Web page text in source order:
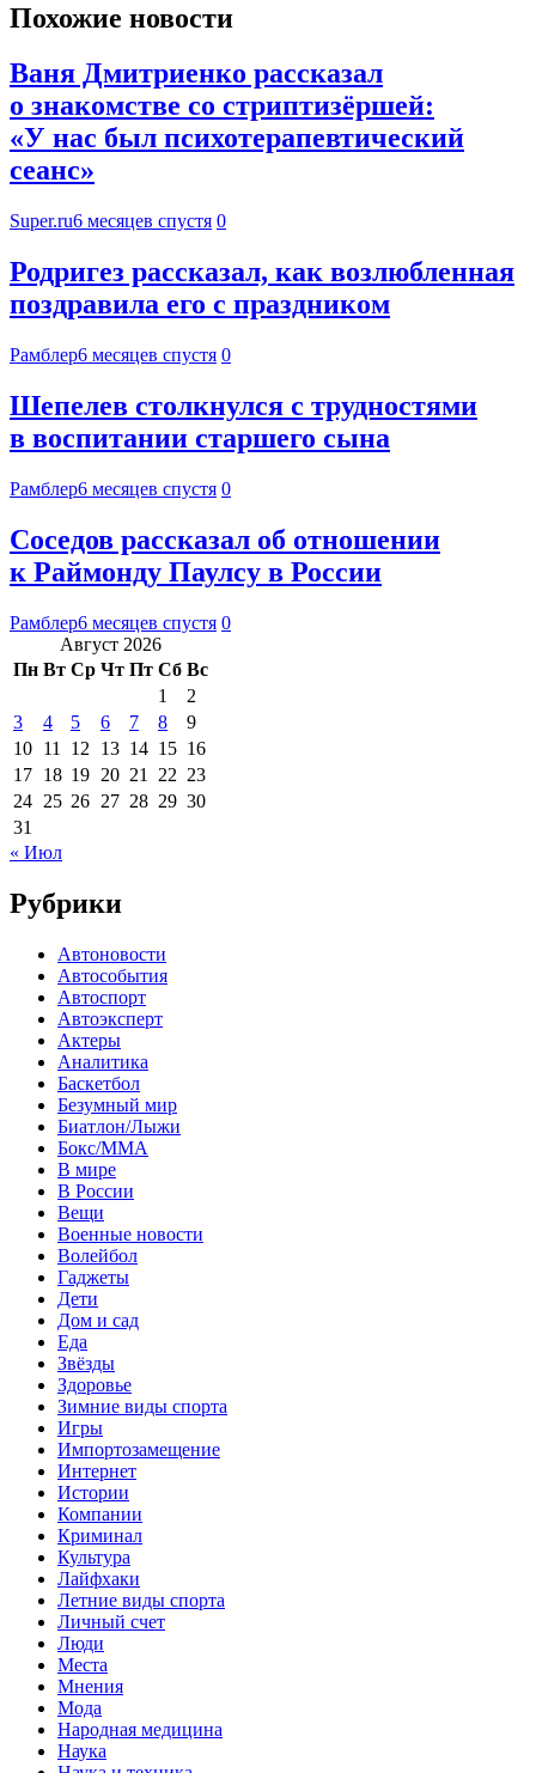
Похожие новости
Ваня Дмитриенко рассказал
о знакомстве со стриптизёршей:
«У нас был психотерапевтический
сеанс»
Super.ru6 месяцев спустя 0
Родригез рассказал, как возлюбленная
поздравила его с праздником
Рамблер6 месяцев спустя 0
Шепелев столкнулся с трудностями
в воспитании старшего сына
Рамблер6 месяцев спустя 0
Соседов рассказал об отношении
к Раймонду Паулсу в России
Рамблер6 месяцев спустя 0
Август 2026
Пн Вт Ср Чт Пт Сб Вс
1
2
3
4 5 6 7 8
9
10 11 12 13 14 15 16
17 18 19 20 21 22 23
24 25 26 27 28 29 30
31
« Июл
Рубрики
Автоновости
Автособытия
Автоспорт
Автоэксперт
Актеры
Аналитика
Баскетбол
Безумный мир
Биатлон/Лыжи
Бокс/MMA
В мире
В России
Вещи
Военные новости
Волейбол
Гаджеты
Дети
Дом и сад
Еда
Звёзды
Здоровье
Зимние виды спорта
Игры
Импортозамещение
Интернет
Истории
Компании
Криминал
Культура
Лайфхаки
Летние виды спорта
Личный счет
Люди
Места
Мнения
Мода
Народная медицина
Наука